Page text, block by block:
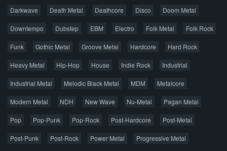
Darkwave Death Metal Deathcore Disco Doom Metal
Downtempo Dubstep EBM Electro Folk Metal Folk Rock
Funk Gothic Metal Groove Metal Hardcore Hard Rock
Heavy Metal Hip-Hop House Indie Rock Industrial
Industrial Metal Melodic Black Metal MDM Metalcore
Modern Metal NDH New Wave Nu-Metal Pagan Metal
Pop Pop-Punk Pop-Rock Post-Hardcore Post-Metal
Post-Punk Post-Rock Power Metal Progressive Metal
Главная Поиск по сайту
Карта сайта
Джаз
Метал Поп Рэп Рок Шансон
Весь материал выложен для ознакомления, после
лицензионную копию.